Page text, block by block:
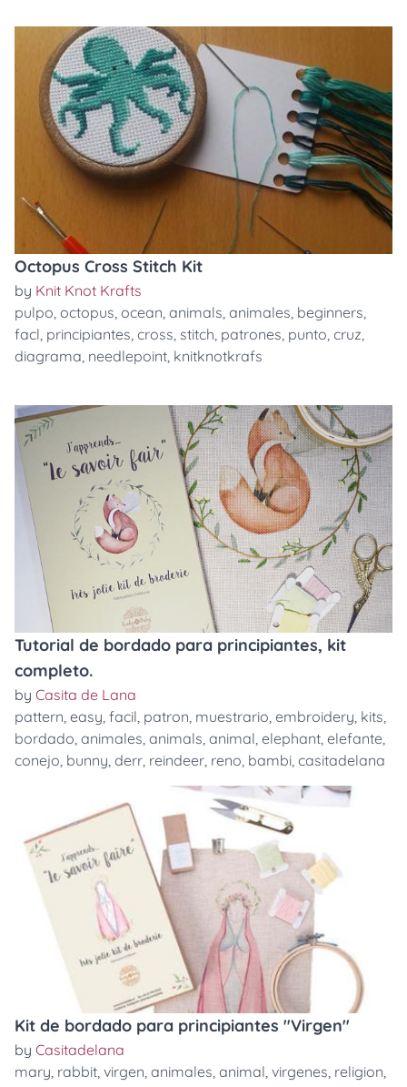
Octopus Cross Stitch Kit
by Knit Knot Krafts
pulpo, octopus, ocean, animals, animales, beginners,
facl, principiantes, cross, stitch, patrones, punto, cruz,
diagrama, needlepoint, knitknotkrafs
Tutorial de bordado para principiantes, kit
completo.
by Casita de Lana
pattern, easy, facil, patron, muestrario, embroidery, kits,
bordado, animales, animals, animal, elephant, elefante,
conejo, bunny, derr, reindeer, reno, bambi, casitadelana
Kit de bordado para principiantes "Virgen"
by Casitadelana
mary, rabbit, virgen, animales, animal, virgenes, religion,